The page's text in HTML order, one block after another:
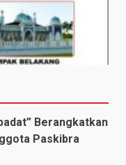
Berangkatkan
Paskibra